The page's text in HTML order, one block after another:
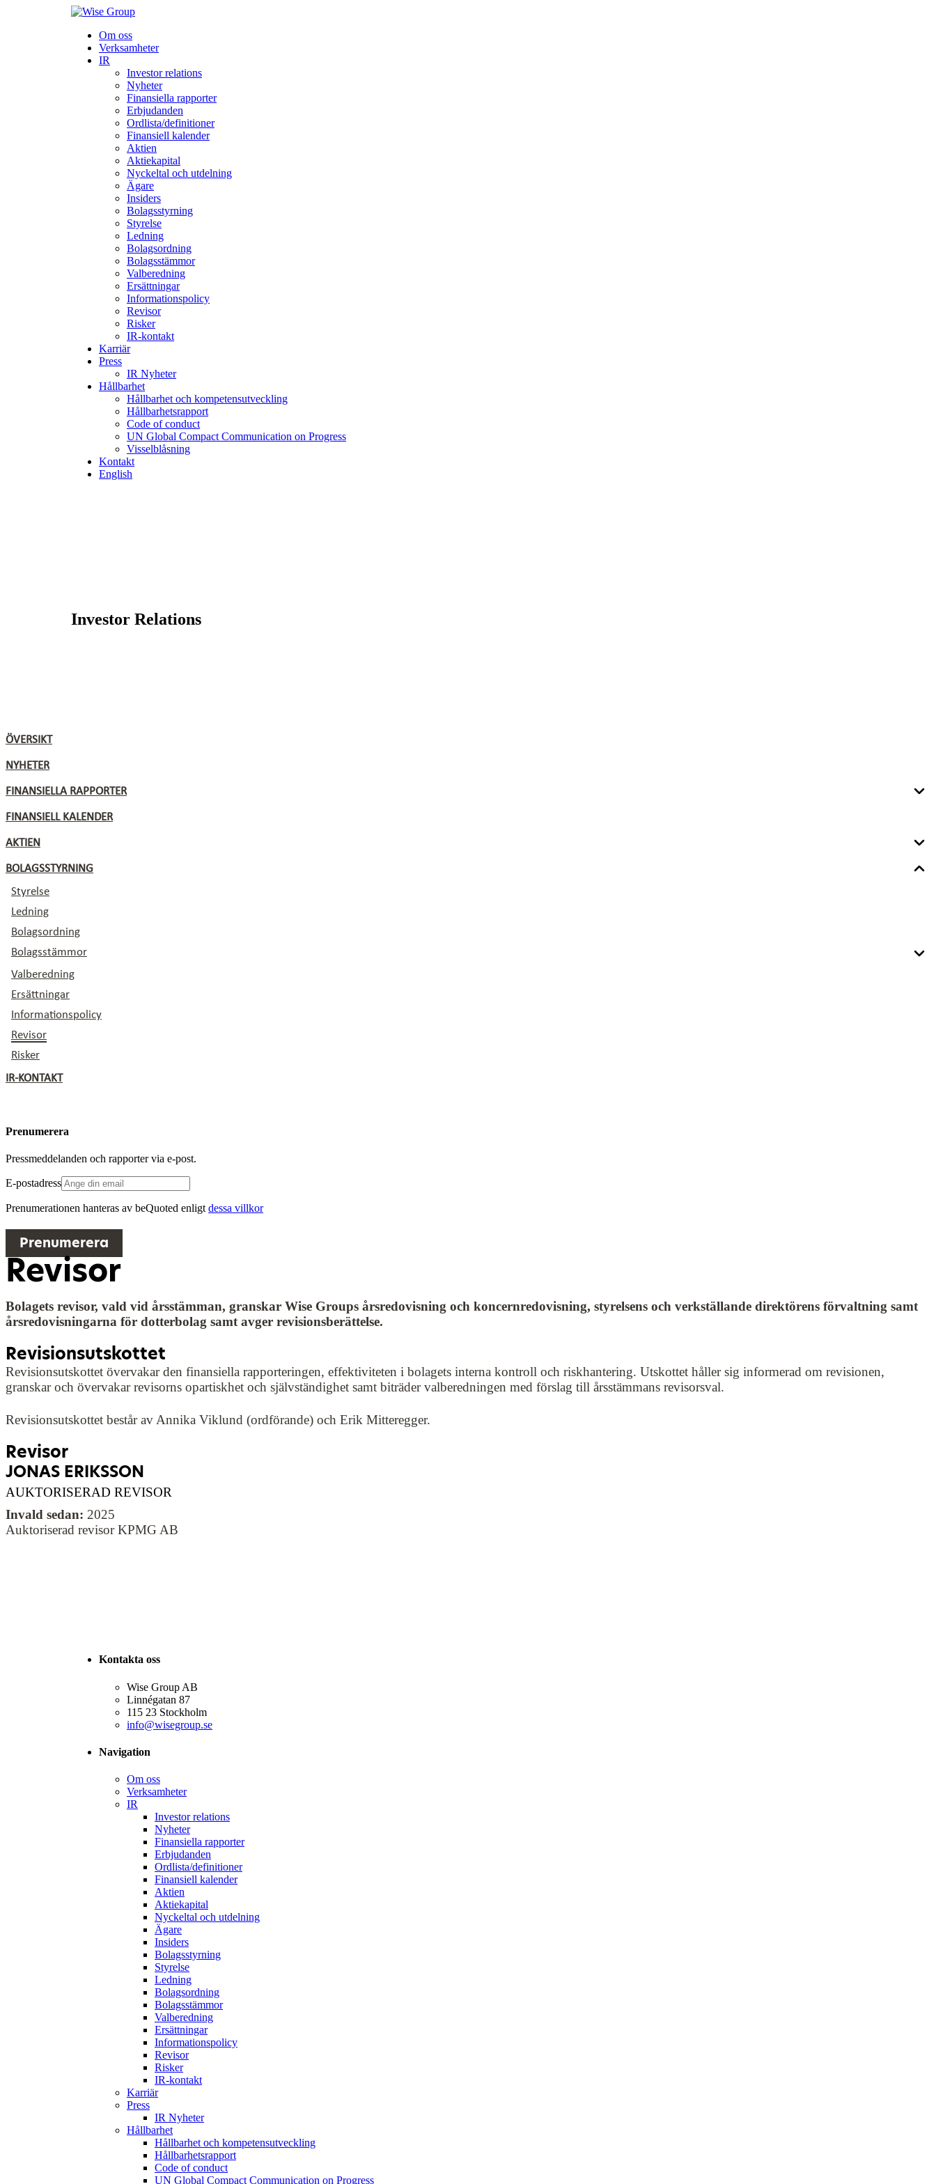
Om oss
Verksamheter
IR
Investor relations
Nyheter
Finansiella rapporter
Erbjudanden
Ordlista/definitioner
Finansiell kalender
Aktien
Aktiekapital
Nyckeltal och utdelning
Ägare
Insiders
Bolagsstyrning
Styrelse
Ledning
Bolagsordning
Bolagsstämmor
Valberedning
Ersättningar
Informationspolicy
Revisor
Risker
IR-kontakt
Karriär
Press
IR Nyheter
Hållbarhet
Hållbarhet och kompetensutveckling
Hållbarhetsrapport
Code of conduct
UN Global Compact Communication on Progress
Visselblåsning
Kontakt
English
Investor Relations
ÖVERSIKT
NYHETER
FINANSIELLA RAPPORTER
Erbjudanden
FINANSIELL KALENDER
AKTIEN
Aktiekapital
Nyckeltal och utdelning
Ägare
Insiders
BOLAGSSTYRNING
Styrelse
Ledning
Bolagsordning
Bolagsstämmor
Tidigare stämmor
Valberedning
Ersättningar
Informationspolicy
Revisor
Risker
IR-KONTAKT
Prenumerera
Pressmeddelanden och rapporter via e-post.
E-postadress
Prenumerationen hanteras av beQuoted enligt dessa villkor
Prenumerera
Revisor
Bolagets revisor, vald vid årsstämman, granskar Wise Groups årsredovisning och koncernredovisning, styrelsens och verkställande direktörens förvaltning samt
årsredovisningarna för dotterbolag samt avger revisionsberättelse.
Revisionsutskottet
Revisionsutskottet övervakar den finansiella rapporteringen, effektiviteten i bolagets interna kontroll och riskhantering. Utskottet håller sig informerad om revisionen,
granskar och övervakar revisorns opartiskhet och självständighet samt biträder valberedningen med förslag till årsstämmans revisorsval.
Revisionsutskottet består av Annika Viklund (ordförande) och Erik Mitteregger.
Revisor
JONAS ERIKSSON
AUKTORISERAD REVISOR
Invald sedan: 2025
Auktoriserad revisor KPMG AB
Kontakta oss
Wise Group AB
Linnégatan 87
115 23 Stockholm
info@wisegroup.se
Navigation
Om oss
Verksamheter
IR
Investor relations
Nyheter
Finansiella rapporter
Erbjudanden
Ordlista/definitioner
Finansiell kalender
Aktien
Aktiekapital
Nyckeltal och utdelning
Ägare
Insiders
Bolagsstyrning
Styrelse
Ledning
Bolagsordning
Bolagsstämmor
Valberedning
Ersättningar
Informationspolicy
Revisor
Risker
IR-kontakt
Karriär
Press
IR Nyheter
Hållbarhet
Hållbarhet och kompetensutveckling
Hållbarhetsrapport
Code of conduct
UN Global Compact Communication on Progress